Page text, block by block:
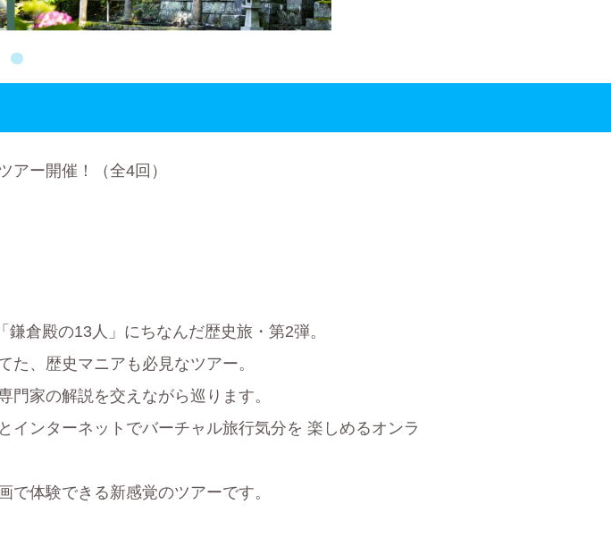
アー開催！（全4回）
倉殿の13人」にちなんだ歴史旅・第2弾。
、歴史マニアも必見なツアー。
家の解説を交えながら巡ります。
インターネットでバーチャル旅行気分を 楽しめるオンラ
で体験できる新感覚のツアーです。